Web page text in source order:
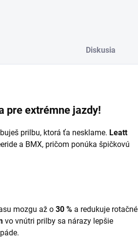
Diskusia
pre extrémne jazdy!
prilbu, ktorá ťa nesklame. Leatt
a BMX, pričom ponúka špičkovú
mozgu až o 30 % a redukuje rotačné
vo vnútri prilby sa nárazy lepšie